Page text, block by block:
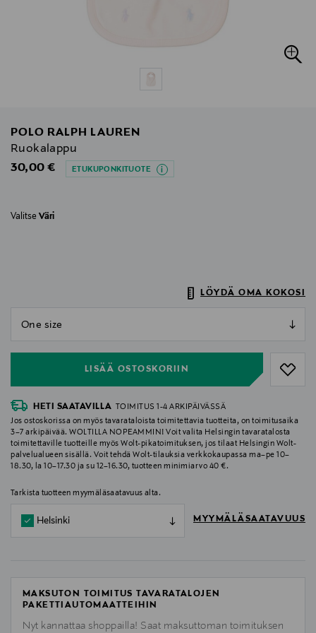
POLO RALPH LAUREN
Ruokalappu
Original Price
30,00 € ETUKUPONKITUOTE
Valitse Väri
LÖYDÄ OMA KOKOSI
LISÄÄ OSTOSKORIIN
null
HETI SAATAVILLA
TOIMITUS 1-4 ARKIPÄIVÄSSÄ
Jos ostoskorissa on myös tavarataloista toimitettavia tuotteita, on toimitusaika
3–7 arkipäivää. WOLTILLA NOPEAMMIN! Voit valita Helsingin tavaratalosta
toimitettaville tuotteille myös Wolt-pikatoimituksen, jos tilaat Helsingin Wolt-
palvelualueen sisällä. Voit tehdä Wolt-tilauksia verkkokaupassa ma–pe 10–
18.30, la 10–17.30 ja su 12–16.30, tuotteen minimiarvo 40 €.
Tarkista tuotteen myymäläsaatavuus alta.
Helsinki MYYMÄLÄSAATAVUUS
MAKSUTON TOIMITUS TAVARATALOJEN
PAKETTIAUTOMAATTEIHIN
Nyt kannattaa shoppailla! Saat maksuttoman toimituksen